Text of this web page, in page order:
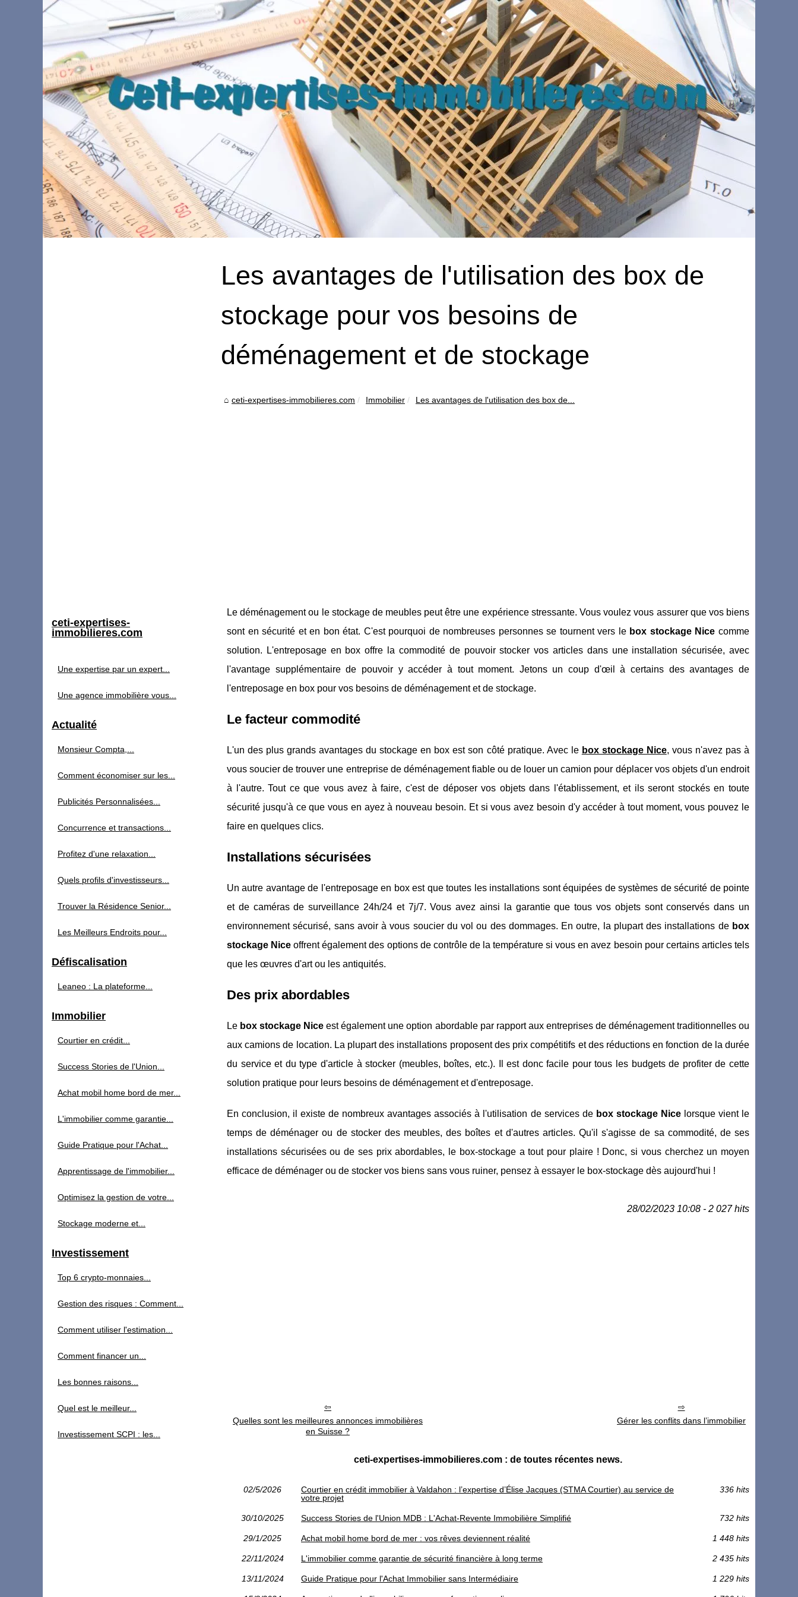
Les avantages de l'utilisation des box de
stockage pour vos besoins de
déménagement et de stockage
ceti-expertises-immobilieres.com Immobilier Les avantages de l'utilisation des box de...
Le déménagement ou le stockage de meubles peut être une expérience stressante. Vous voulez vous assurer que vos biens
sont en sécurité et en bon état. C'est pourquoi de nombreuses personnes se tournent vers le box stockage Nice comme
solution. L'entreposage en box offre la commodité de pouvoir stocker vos articles dans une installation sécurisée, avec
l'avantage supplémentaire de pouvoir y accéder à tout moment. Jetons un coup d'œil à certains des avantages de
l'entreposage en box pour vos besoins de déménagement et de stockage.
Le facteur commodité
L'un des plus grands avantages du stockage en box est son côté pratique. Avec le box stockage Nice, vous n'avez pas à
vous soucier de trouver une entreprise de déménagement fiable ou de louer un camion pour déplacer vos objets d'un endroit
à l'autre. Tout ce que vous avez à faire, c'est de déposer vos objets dans l'établissement, et ils seront stockés en toute
sécurité jusqu'à ce que vous en ayez à nouveau besoin. Et si vous avez besoin d'y accéder à tout moment, vous pouvez le
faire en quelques clics.
Installations sécurisées
Un autre avantage de l'entreposage en box est que toutes les installations sont équipées de systèmes de sécurité de pointe
et de caméras de surveillance 24h/24 et 7j/7. Vous avez ainsi la garantie que tous vos objets sont conservés dans un
environnement sécurisé, sans avoir à vous soucier du vol ou des dommages. En outre, la plupart des installations de box
stockage Nice offrent également des options de contrôle de la température si vous en avez besoin pour certains articles tels
que les œuvres d'art ou les antiquités.
Des prix abordables
Le box stockage Nice est également une option abordable par rapport aux entreprises de déménagement traditionnelles ou
aux camions de location. La plupart des installations proposent des prix compétitifs et des réductions en fonction de la durée
du service et du type d'article à stocker (meubles, boîtes, etc.). Il est donc facile pour tous les budgets de profiter de cette
solution pratique pour leurs besoins de déménagement et d'entreposage.
En conclusion, il existe de nombreux avantages associés à l'utilisation de services de box stockage Nicelorsque vient le
temps de déménager ou de stocker des meubles, des boîtes et d'autres articles. Qu'il s'agisse de sa commodité, de ses
installations sécurisées ou de ses prix abordables, le box-stockage a tout pour plaire ! Donc, si vous cherchez un moyen
efficace de déménager ou de stocker vos biens sans vous ruiner, pensez à essayer le box-stockage dès aujourd'hui !
28/02/2023 10:08 - 2 027 hits
Quelles sont les meilleures annonces immobilières
en Suisse ?
Gérer les conflits dans l’immobilier
ceti-expertises-immobilieres.com : de toutes récentes news.
02/5/2026
Courtier en crédit immobilier à Valdahon : l’expertise d’Élise Jacques (STMA Courtier) au service de
votre projet
336 hits
30/10/2025 Success Stories de l'Union MDB : L'Achat-Revente Immobilière Simplifié 732 hits
29/1/2025 Achat mobil home bord de mer : vos rêves deviennent réalité 1 448 hits
22/11/2024 L'immobilier comme garantie de sécurité financière à long terme 2 435 hits
13/11/2024 Guide Pratique pour l'Achat Immobilier sans Intermédiaire 1 229 hits
ceti-expertises-
immobilieres.com
Une expertise par un expert...
Une agence immobilière vous...
Actualité
Monsieur Compta,...
Comment économiser sur les...
Publicités Personnalisées...
Concurrence et transactions...
Profitez d'une relaxation...
Quels profils d'investisseurs...
Trouver la Résidence Senior...
Les Meilleurs Endroits pour...
Défiscalisation
Leaneo : La plateforme...
Immobilier
Courtier en crédit...
Success Stories de l'Union...
Achat mobil home bord de mer...
L'immobilier comme garantie...
Guide Pratique pour l'Achat...
Apprentissage de l'immobilier...
Optimisez la gestion de votre...
Stockage moderne et...
Investissement
Top 6 crypto-monnaies...
Gestion des risques : Comment...
Comment utiliser l'estimation...
Comment financer un...
Les bonnes raisons...
Quel est le meilleur...
Investissement SCPI : les...